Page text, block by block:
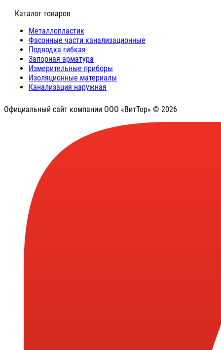
⠀Каталог товаров
Металлопластик
Фасонные части канализационные
Подводка гибкая
Запорная арматура
Измерительные приборы
Изоляционные материалы
Канализация наружная
Официальный сайт компании ООО «ВитТор» © 2026